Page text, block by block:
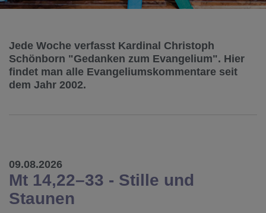
Jede Woche verfasst Kardinal Christoph
Schönborn "Gedanken zum Evangelium". Hier
findet man alle Evangeliumskommentare seit
dem Jahr 2002.
09.08.2026
Mt 14,22–33 - Stille und
Staunen